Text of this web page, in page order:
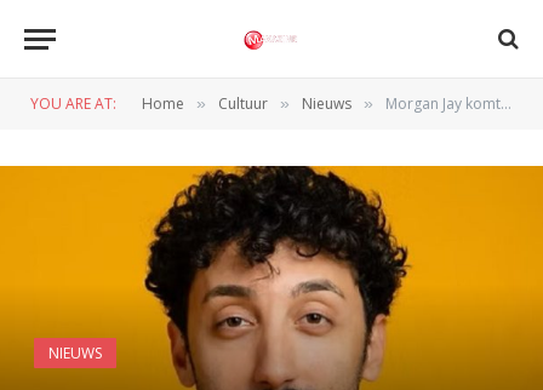
YOU ARE AT: Home » Cultuur » Nieuws » Morgan Jay komt naar AFAS Live
NIEUWS